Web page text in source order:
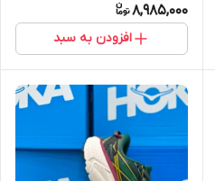
8,985,000
افزودن به سبد